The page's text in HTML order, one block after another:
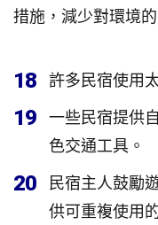
措施，減少對環境的
18 許多民宿使用
19
一些民宿提供
色交通工具。
20
民宿主人鼓勵
供可重複使用